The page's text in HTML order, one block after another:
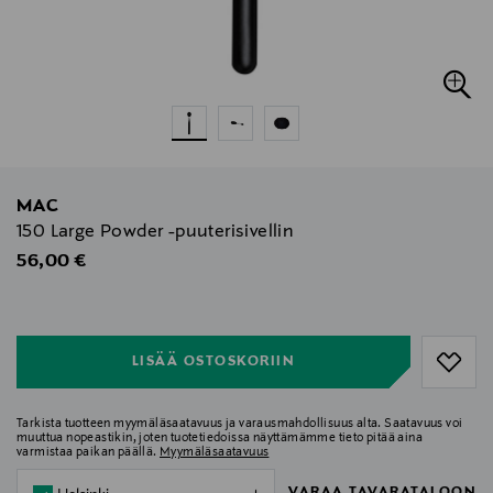
MAC
150 Large Powder -puuterisivellin
Original Price
56,00 €
LISÄÄ OSTOSKORIIN
Tarkista tuotteen myymäläsaatavuus ja varausmahdollisuus alta. Saatavuus voi
muuttua nopeastikin, joten tuotetiedoissa näyttämämme tieto pitää aina
varmistaa paikan päällä. Myymäläsaatavuus